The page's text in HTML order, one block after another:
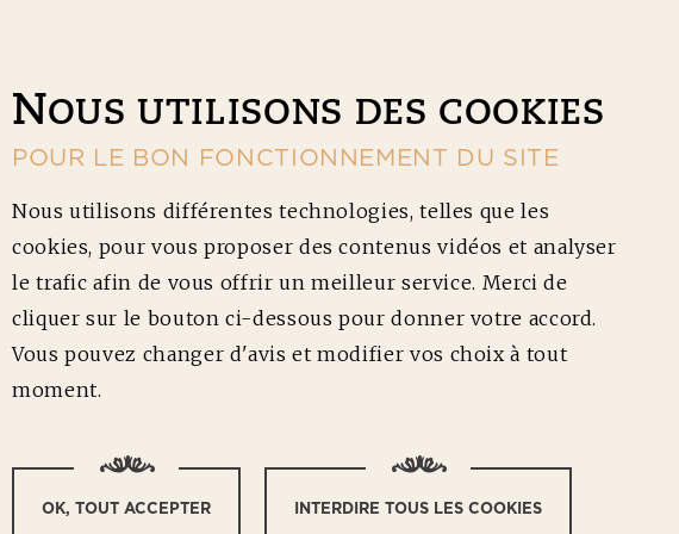
À LA
NOUS UTILISONS DES COOKIES
POUR LE BON FONCTIONNEMENT DU SITE
Nous utilisons différentes technologies, telles que les
cookies, pour vous proposer des contenus vidéos et analyser
le trafic afin de vous offrir un meilleur service. Merci de
cliquer sur le bouton ci-dessous pour donner votre accord.
Vous pouvez changer d'avis et modifier vos choix à tout
moment.
OK, TOUT ACCEPTER INTERDIRE TOUS LES COOKIES